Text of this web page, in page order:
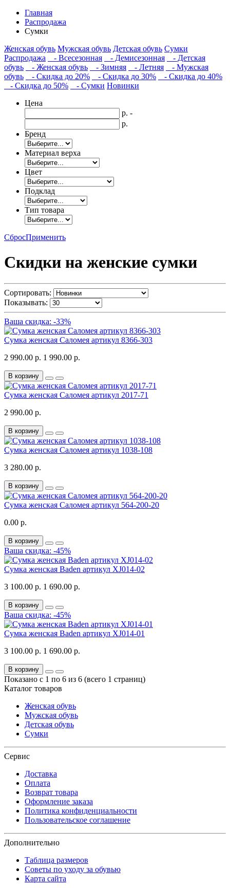
Главная
Распродажа
Сумки
Женская обувь Мужская обувь Детская обувь Сумки
Распродажа
- Всесезонная - Демисезонная
- Детская
обувь
- Женская обувь - Зимняя - Летняя
- Мужская
обувь
- Скидка до 20% - Скидка до 30%
- Скидка до 40%
- Скидка до 50%
- Сумки Новинки
Цена
р. -
р.
Бренд
Материал верха
Цвет
Подклад
Тип товара
СбросПрименить
Скидки на женские сумки
Сортировать:
Показывать:
Ваша скидка: -33%
Сумка женская Саломея артикул 8366-303
2 990.00 р. 1 990.00 р.
В корзину
Сумка женская Саломея артикул 2017-71
2 990.00 р.
В корзину
Сумка женская Саломея артикул 1038-108
3 280.00 р.
В корзину
Сумка женская Саломея артикул 564-200-20
0.00 р.
В корзину
Ваша скидка: -45%
Сумка женская Baden артикул XJ014-02
3 100.00 р. 1 690.00 р.
В корзину
Ваша скидка: -45%
Сумка женская Baden артикул XJ014-01
3 100.00 р. 1 690.00 р.
В корзину
Показано с 1 по 6 из 6 (всего 1 страниц)
Каталог товаров
Женская обувь
Мужская обувь
Детская обувь
Сумки
Сервис
Доставка
Оплата
Возврат товара
Оформление заказа
Политика конфиденциальности
Пользовательское соглашение
Дополнительно
Таблица размеров
Советы по уходу за обувью
Карта сайта